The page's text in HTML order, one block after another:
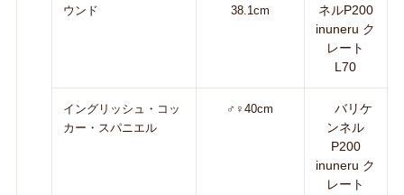
ウンド
38.1cm
ネルP200
inuneru ク
レート
L70
イングリッシュ・コッ
カー・スパニエル
♂♀40cm
バリケ
ンネル
P200
inuneru ク
レート